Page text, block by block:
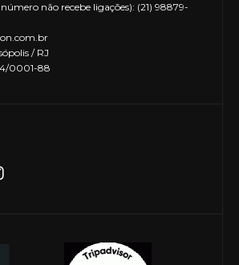
não recebe ligações): (21) 98879-
/ RJ
0001-88